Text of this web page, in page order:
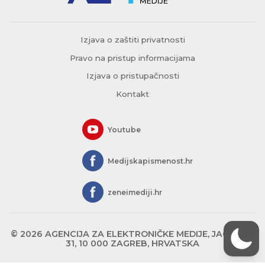
Izjava o zaštiti privatnosti
Pravo na pristup informacijama
Izjava o pristupačnosti
Kontakt
Youtube
Medijskapismenost.hr
zeneimediji.hr
© 2026 AGENCIJA ZA ELEKTRONIČKE MEDIJE, JAGIĆEVA
31, 10 000 ZAGREB, HRVATSKA